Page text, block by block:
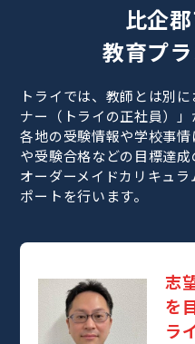
比企
教育プ
トライでは、教師とは別
ナー（トライの正社員）」
各地の受験情報や学校事
や受験合格などの目標達成
オーダーメイドカリキュ
ポートを行います。
志
を
ラ